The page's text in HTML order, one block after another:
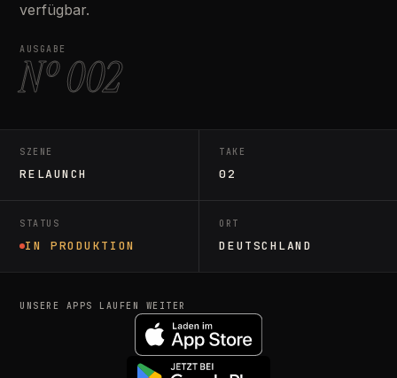
verfügbar.
AUSGABE
Nº 002
SZENE
RELAUNCH
TAKE
02
STATUS
IN PRODUKTION
ORT
DEUTSCHLAND
UNSERE APPS LAUFEN WEITER